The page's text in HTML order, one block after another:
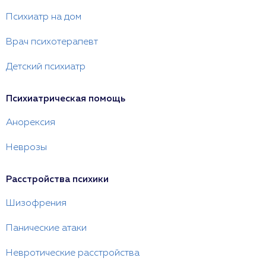
Психиатр на дом
Врач психотерапевт
Детский психиатр
Психиатрическая помощь
Анорексия
Неврозы
Расстройства психики
Шизофрения
Панические атаки
Невротические расстройства